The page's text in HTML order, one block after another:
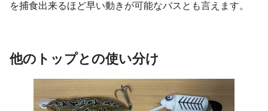
を捕食出来るほど早い動きが可能なバスとも言えます。
他のトップとの使い分け